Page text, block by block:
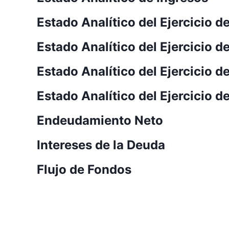
Estado Analítico del Ejercicio
Estado Analítico del Ejercicio
Estado Analítico del Ejercicio
Estado Analítico del Ejercicio
Endeudamiento Neto
Intereses de la Deuda
Flujo de Fondos